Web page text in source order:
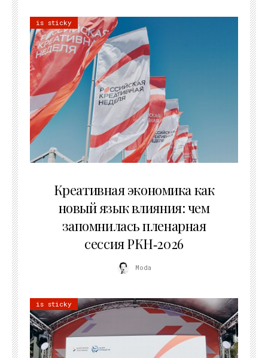
is sticky
Креативная экономика как
новый язык влияния: чем
запомнилась пленарная
сессия РКН‑2026
Moda
is sticky